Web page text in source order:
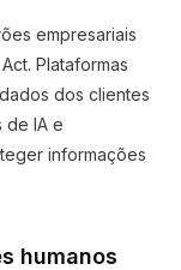
empresariais
Plataformas
dos clientes
de IA e
informações
humanos